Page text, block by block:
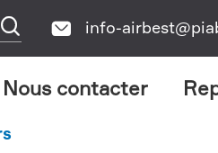
  info-
Nous contacter